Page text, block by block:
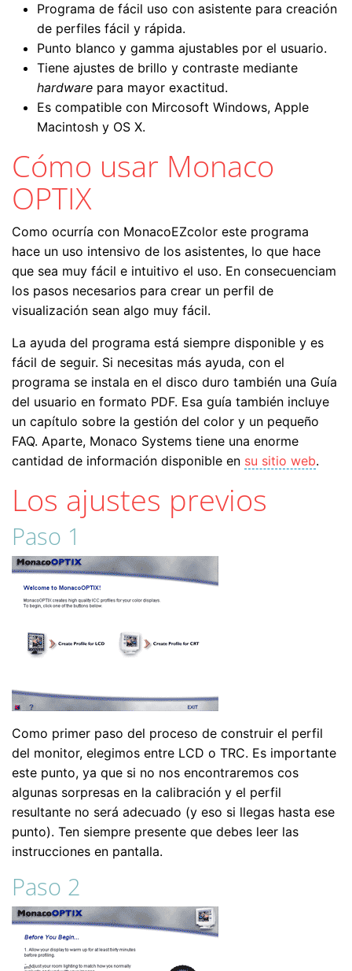
Programa de fácil uso con asistente para creación
de perfiles fácil y rápida.
Punto blanco y gamma ajustables por el usuario.
Tiene ajustes de brillo y contraste mediante
hardware para mayor exactitud.
Es compatible con Mircosoft Windows, Apple
Macintosh y OS X.
Cómo usar Monaco
OPTIX
Como ocurría con MonacoEZcolor este programa
hace un uso intensivo de los asistentes, lo que hace
que sea muy fácil e intuitivo el uso. En consecuenciam
los pasos necesarios para crear un perfil de
visualización sean algo muy fácil.
La ayuda del programa está siempre disponible y es
fácil de seguir. Si necesitas más ayuda, con el
programa se instala en el disco duro también una Guía
del usuario en formato PDF. Esa guía también incluye
un capítulo sobre la gestión del color y un pequeño
FAQ. Aparte, Monaco Systems tiene una enorme
cantidad de información disponible en su sitio web.
Los ajustes previos
Paso 1
Como primer paso del proceso de construir el perfil
del monitor, elegimos entre LCD o TRC. Es importante
este punto, ya que si no nos encontraremos cos
algunas sorpresas en la calibración y el perfil
resultante no será adecuado (y eso si llegas hasta ese
punto). Ten siempre presente que debes leer las
instrucciones en pantalla.
Paso 2